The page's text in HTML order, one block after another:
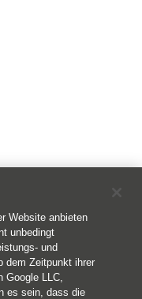
Website anbieten
unbedingt
und
dem Zeitpunkt ihrer
Google LLC,
es sein, dass die